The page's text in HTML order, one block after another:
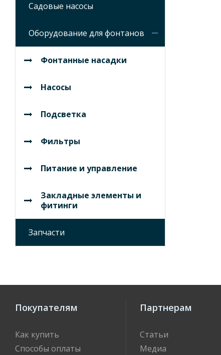
Садовые насосы
Оборудование для фонтанов
Фонтанные насадки
Насосы
Подсветка
Фильтры
Питание и управление
Закладные элементы и
фитинги
Запчасти
Покупателям
Как купить
Способы оплаты
Партнерам
Статьи
Медиа